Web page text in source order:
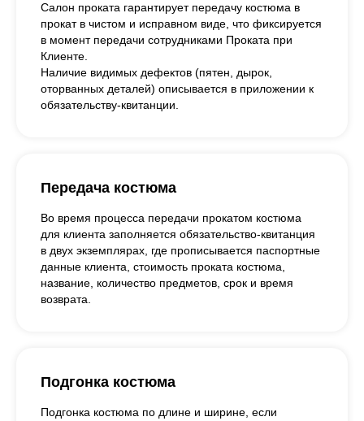
Салон проката гарантирует передачу костюма в
прокат в чистом и исправном виде, что фиксируется
в момент передачи сотрудниками Проката при
Клиенте.
Наличие видимых дефектов (пятен, дырок,
оторванных деталей) описывается в приложении к
обязательству-квитанции.
Передача костюма
Во время процесса передачи прокатом костюма
для клиента заполняется обязательство-квитанция
в двух экземплярах, где прописывается паспортные
данные клиента, стоимость проката костюма,
название, количество предметов, срок и время
возврата.
Подгонка костюма
Подгонка костюма по длине и ширине, если